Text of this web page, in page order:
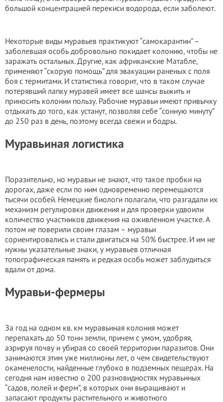
большой концентрацией перекиси водорода, если заболеют.
Некоторые виды муравьев практикуют “самокарантин” –
заболевшая особь добровольно покидает колонию, чтобы не
заражать остальных. Другие, как африканские Матабле,
применяют “скорую помощь” для эвакуации раненых с поля
боя с термитами. И статистика говорит, что в таком случае
потерявший лапку муравей имеет все шансы выжить и
приносить колонии пользу. Рабочие муравьи имеют привычку
отдыхать до того, как устанут, позволяя себе “сонную минуту”
до 250 раз в день, поэтому всегда свежи и бодры.
Муравьиная логистика
Поразительно, но муравьи не знают, что такое пробки на
дорогах, даже если по ним одновременно перемещаются
тысячи особей. Немецкие биологи полагали, что разгадали их
механизм регулировки движения и для проверки удвоили
количество участников движения на оживленном участке. А
потом не поверили своим глазам – муравьи
сориентировались и стали двигаться на 50% быстрее. И им не
нужны указательные знаки, у муравьев отличная
топографическая память и редкая особь может заблудиться
вдали от дома.
Муравьи-фермеры
За год на одном кв. км муравьиная колония может
перепахать до 50 тонн земли, причем с умом, удобряя,
аэрируя почву и убирая со своей территории паразитов. Они
занимаются этим уже миллионы лет, о чем свидетельствуют
окаменелости, найденные глубоко в подземных пещерах. На
сегодня нам известно о 200 разновидностях муравьиных
“садов, полей и ферм”, в которых они выращивают и
запасают продукты растительного и животного